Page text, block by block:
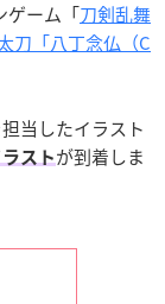
ゲーム「刀剣乱舞
刀「八丁念仏（C
当したイラスト
スト が到着しま